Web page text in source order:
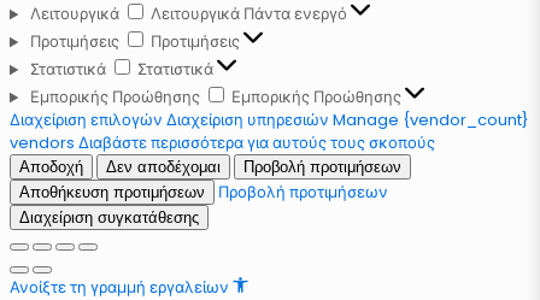
Λειτουργικά
Λειτουργικά Πάντα ενεργό
Προτιμήσεις
Προτιμήσεις
Στατιστικά
Στατιστικά
Εμπορικής Προώθησης
Εμπορικής Προώθησης
Διαχείριση επιλογών Διαχείριση υπηρεσιών Manage {vendor_count}
vendors Διαβάστε περισσότερα για αυτούς τους σκοπούς
Αποδοχή Δεν αποδέχομαι
Προβολή προτιμήσεων
Αποθήκευση προτιμήσεων
Προβολή προτιμήσεων
Διαχείριση συγκατάθεσης
Ανοίξτε τη γραμμή εργαλείων